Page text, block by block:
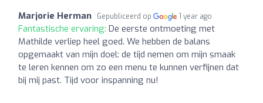
Marjorie Herman Gepubliceerd op 1 year ago
Fantastische ervaring: De eerste ontmoeting met
Mathilde verliep heel goed. We hebben de balans
opgemaakt van mijn doel: de tijd nemen om mijn smaak
te leren kennen om zo een menu te kunnen verfijnen dat
bij mij past. Tijd voor inspanning nu!